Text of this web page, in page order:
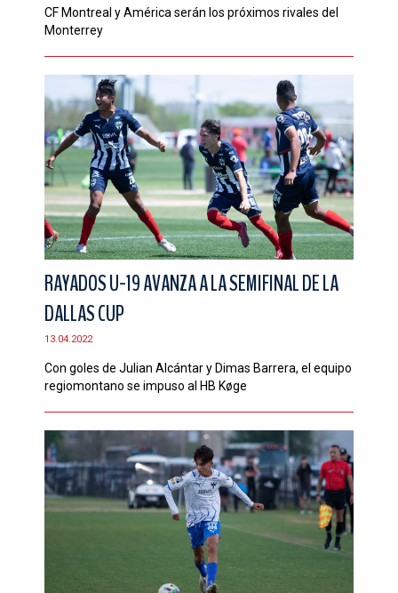
CF Montreal y América serán los próximos rivales del
Monterrey
RAYADOS U-19 AVANZA A LA SEMIFINAL DE LA
DALLAS CUP
13.04.2022
Con goles de Julian Alcántar y Dimas Barrera, el equipo
regiomontano se impuso al HB Køge